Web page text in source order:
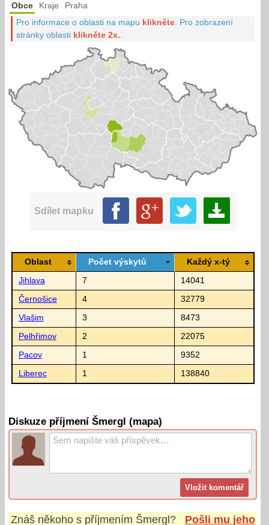
Obce Kraje Praha
Pro informace o oblasti na mapu klikněte Pro zobrazení
stránky oblasti klikněte 2x.
Sdílet mapku
Oblast Počet výskytů Každý x-tý
Jihlava 7 14041
Černošice 4 32779
Vlašim 3 8473
Pelhřimov 2 22075
Pacov 1 9352
Liberec 1 138840
Diskuze příjmení Šmergl (mapa)
Znáš někoho s příjmením Šmergl?
Pošli mu jeho